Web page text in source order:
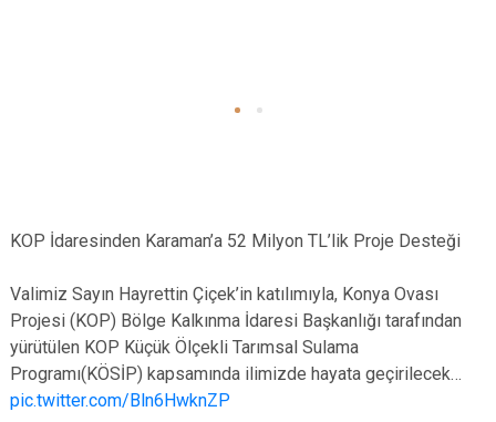
KOP İdaresinden Karaman’a 52 Milyon TL’lik Proje Desteği
Valimiz Sayın Hayrettin Çiçek’in katılımıyla, Konya Ovası
Projesi (KOP) Bölge Kalkınma İdaresi Başkanlığı tarafından
yürütülen KOP Küçük Ölçekli Tarımsal Sulama
Programı(KÖSİP) kapsamında ilimizde hayata geçirilecek…
pic.twitter.com/Bln6HwknZP